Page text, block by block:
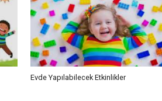
Evde Yapılabilecek Etkinlikler